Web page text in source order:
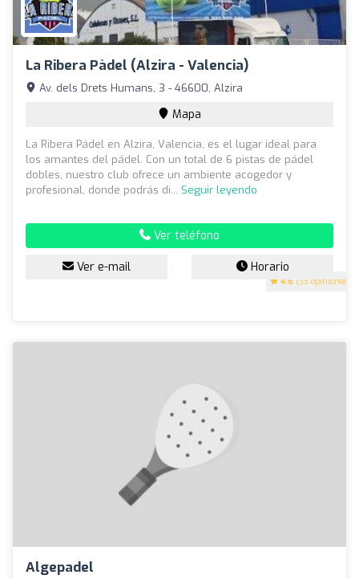
La Ribera Pàdel (Alzira - Valencia)
4.6 (33 opiniones)
Av. dels Drets Humans, 3 - 46600, Alzira
Mapa
La Ribera Pádel en Alzira, Valencia, es el lugar ideal para
los amantes del pádel. Con un total de 6 pistas de pádel
dobles, nuestro club ofrece un ambiente acogedor y
profesional, donde podrás di... Seguir leyendo
Ver teléfono
Ver e-mail Horario
Algepadel